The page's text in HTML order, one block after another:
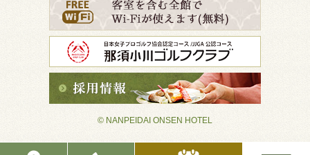
© NANPEIDAI ONSEN HOTEL